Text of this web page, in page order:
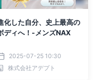
化した自分、史上最高の
ディへ！-メンズNAX
2025-07-25 10:30
株式会社アデプト